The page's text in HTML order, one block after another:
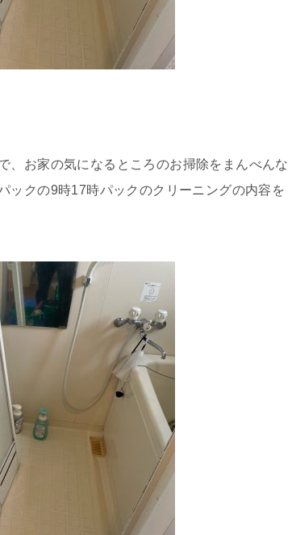
、お家の気になるところのお掃除をまんべんな
ックの9時17時パックのクリーニングの内容を